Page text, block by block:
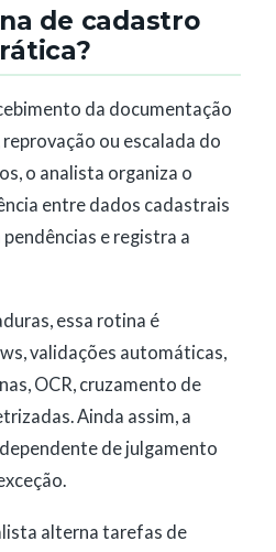
de cadastro
da documentação
ou escalada do
o analista organiza o
entre dados cadastrais
e registra a
essa rotina é
validações automáticas,
OCR, cruzamento de
Ainda assim, a
de julgamento
alterna tarefas de